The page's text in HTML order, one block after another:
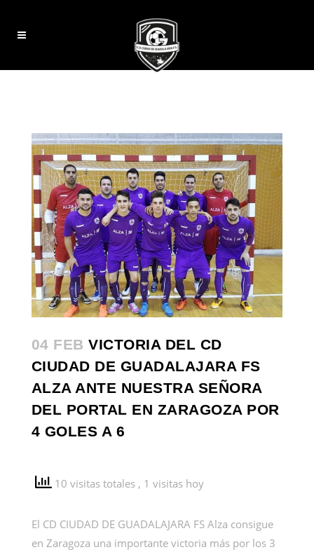
04 FEB VICTORIA DEL CD
CIUDAD DE GUADALAJARA FS
ALZA ANTE NUESTRA SEÑORA
DEL PORTAL EN ZARAGOZA POR
4 GOLES A 6
10 visitas totales , 1 visitas hoy
El CD CIUDAD DE GUADALAJARA FS Alza consigue
en Zaragoza una importante victoria más por los 3